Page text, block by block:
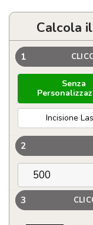
Calcola
1
Senza
Incisione
2
3